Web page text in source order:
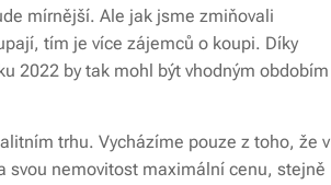
mírnější. Ale jak jsme zmiňovali
tím je více zájemců o koupi. Díky
2022 by tak mohl být vhodným obdobím
trhu. Vycházíme pouze z toho, že v
svou nemovitost maximální cenu, stejně